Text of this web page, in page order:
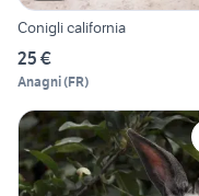
Conigli california
25 €
Anagni(FR)